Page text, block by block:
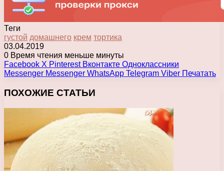
Теги
густой домашнего крем тортика
03.04.2019
0 Время чтения меньше минуты
Facebook X Pinterest Вконтакте Одноклассники
Messenger Messenger WhatsApp Telegram Viber Печатать
ПОХОЖИЕ СТАТЬИ